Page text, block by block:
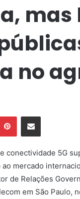
no
conectividade 5G
mercado
de Relações
em São Paulo,